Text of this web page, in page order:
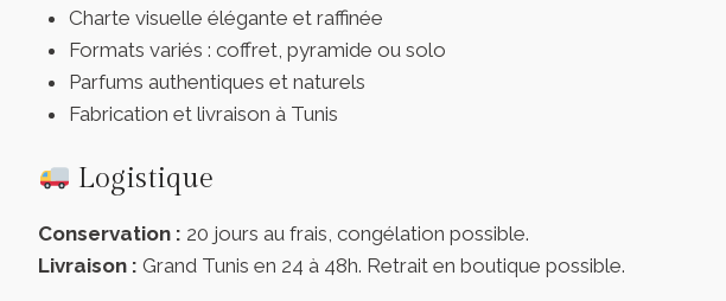
Charte visuelle élégante et raffinée
Formats variés : coffret, pyramide ou solo
Parfums authentiques et naturels
Fabrication et livraison à Tunis
Logistique
Conservation : 20 jours au frais, congélation possible.
Livraison : Grand Tunis en 24 à 48h. Retrait en boutique possible.